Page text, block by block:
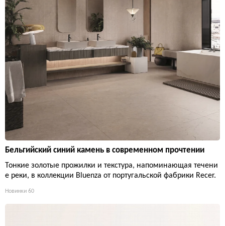
Бельгийский синий камень в современном прочтении
Тонкие золотые прожилки и текстура, напоминающая течени
е реки, в коллекции Bluenza от португальской фабрики Recer.
Новинки 60